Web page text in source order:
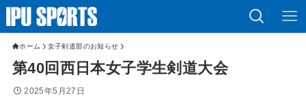
ホーム 女子剣道部のお知らせ
第40回西日本女子学生剣道大会
2025年5月27日